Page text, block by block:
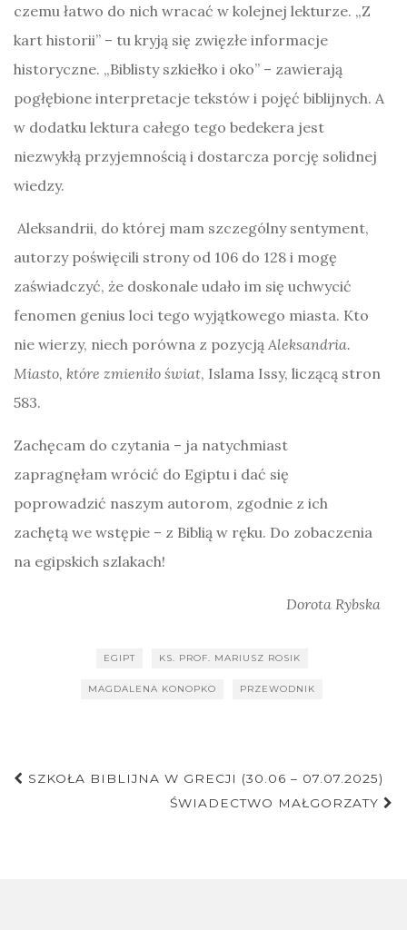
czemu łatwo do nich wracać w kolejnej lekturze. „Z
kart historii” – tu kryją się zwięzłe informacje
historyczne. „Biblisty szkiełko i oko” – zawierają
pogłębione interpretacje tekstów i pojęć biblijnych. A
w dodatku lektura całego tego bedekera jest
niezwykłą przyjemnością i dostarcza porcję solidnej
wiedzy.
Aleksandrii, do której mam szczególny sentyment,
autorzy poświęcili strony od 106 do 128 i mogę
zaświadczyć, że doskonale udało im się uchwycić
fenomen genius loci tego wyjątkowego miasta. Kto
nie wierzy, niech porówna z pozycją Aleksandria.
Miasto, które zmieniło świat, Islama Issy, liczącą stron
583.
Zachęcam do czytania – ja natychmiast
zapragnęłam wrócić do Egiptu i dać się
poprowadzić naszym autorom, zgodnie z ich
zachętą we wstępie – z Biblią w ręku. Do zobaczenia
na egipskich szlakach!
Dorota Rybska
EGIPT KS. PROF. MARIUSZ ROSIK
MAGDALENA KONOPKO PRZEWODNIK
Nawigacja
SZKOŁA BIBLIJNA W GRECJI (30.06 – 07.07.2025)
ŚWIADECTWO MAŁGORZATY